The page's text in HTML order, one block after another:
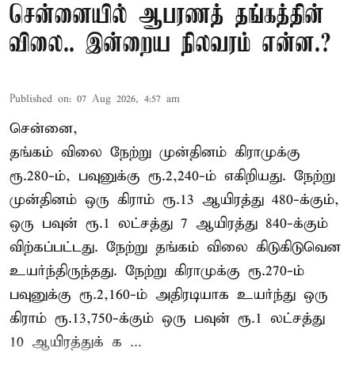
சென்னையில் ஆபரணத் தங்கத்தின்
விலை.. இன்றைய நிலவரம் என்ன.?
Published on: 07 Aug 2026, 4:57 am
சென்னை,
தங்கம் விலை நேற்று முன்தினம் கிராமுக்கு
ரூ.280-ம், பவுனுக்கு ரூ.2,240-ம் எகிறியது. நேற்று
முன்தினம் ஒரு கிராம் ரூ.13 ஆயிரத்து 480-க்கும்,
ஒரு பவுன் ரூ.1 லட்சத்து 7 ஆயிரத்து 840-க்கும்
விற்கப்பட்டது. நேற்று தங்கம் விலை கிடுகிடுவென
உயர்ந்திருந்தது. நேற்று கிராமுக்கு ரூ.270-ம்
பவுனுக்கு ரூ.2,160-ம் அதிரடியாக உயர்ந்து ஒரு
கிராம் ரூ.13,750-க்கும் ஒரு பவுன் ரூ.1 லட்சத்து
10 ஆயிரத்துக் க ...